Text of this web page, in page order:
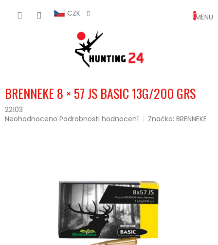
CZK
KOŠÍK
BRENNEKE 8 × 57 JS BASIC 13G/200 GRS
22103
Průměrné
Neohodnoceno Podrobnosti hodnocení Značka:BRENNEKE